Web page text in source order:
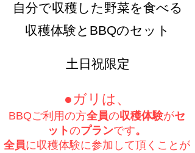
自分で収穫した野菜を食べる
収穫体験とBBQのセット​
​​土日祝限定
●ガリは、
BBQご利用の方全員の収穫体験がセ
ットのプランです。
全員に収穫体験に参加して頂くことが